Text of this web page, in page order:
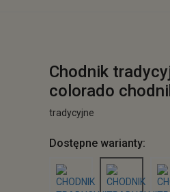
Chodnik
colorado
tradycyjne
Dostępne warianty: